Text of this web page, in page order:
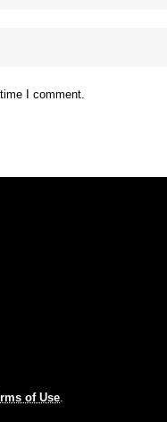
of Use.
I comment.